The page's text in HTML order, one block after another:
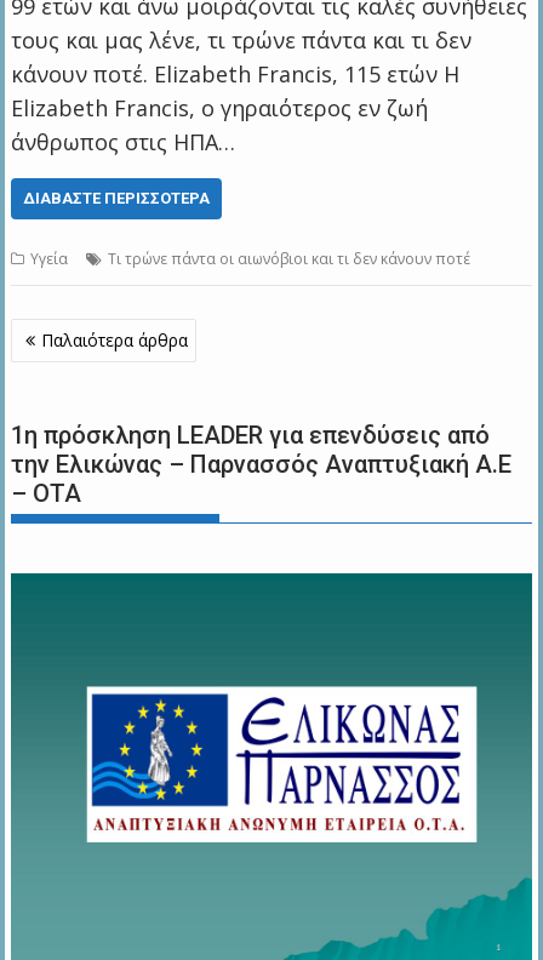
99 ετών και άνω μοιράζονται τις καλές συνήθειες
τους και μας λένε, τι τρώνε πάντα και τι δεν
κάνουν ποτέ. Elizabeth Francis, 115 ετών Η
Elizabeth Francis, ο γηραιότερος εν ζωή
άνθρωπος στις ΗΠΑ…
ΔΙΑΒΆΣΤΕ ΠΕΡΙΣΣΌΤΕΡΑ
Υγεία Τι τρώνε πάντα οι αιωνόβιοι και τι δεν κάνουν ποτέ
Πλοήγηση
άρθρων
Παλαιότερα άρθρα
1η πρόσκληση LEADER για επενδύσεις από
την Ελικώνας – Παρνασσός Αναπτυξιακή Α.Ε
– ΟΤΑ